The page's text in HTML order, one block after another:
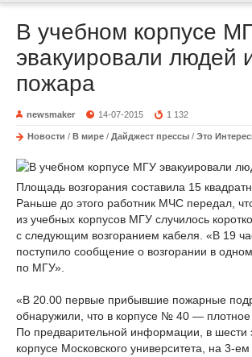
В учебном корпусе
эвакуировали людей
пожара
newsmaker 14-07-2015 1 132
Новости / В мире / Дайджест прессы / Это
Площадь возгорания составила 15
Раньше до этого работник МЧС передал,
из учебных корпусов МГУ случилось
с следующим возгоранием кабеля. «В 19
поступило сообщение о возгорании в
по МГУ».
«В 20.00 первые прибывшие пожарные
обнаружили, что в корпусе № 40 —
По предварительной информации, в шести
корпусе Московского университета, на 3-ем